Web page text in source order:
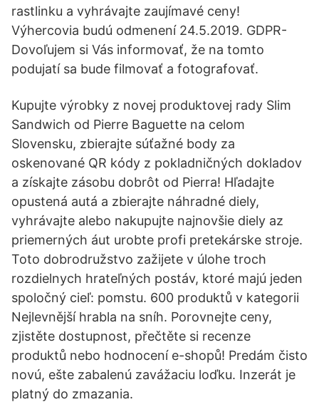
rastlinku a vyhrávajte zaujímavé ceny!
Výhercovia budú odmenení 24.5.2019. GDPR-
Dovoľujem si Vás informovať, že na tomto
podujatí sa bude filmovať a fotografovať.
Kupujte výrobky z novej produktovej rady Slim
Sandwich od Pierre Baguette na celom
Slovensku, zbierajte súťažné body za
oskenované QR kódy z pokladničných dokladov
a získajte zásobu dobrôt od Pierra! Hľadajte
opustená autá a zbierajte náhradné diely,
vyhrávajte alebo nakupujte najnovšie diely az
priemerných áut urobte profi pretekárske stroje.
Toto dobrodružstvo zažijete v úlohe troch
rozdielnych hrateľných postáv, ktoré majú jeden
spoločný cieľ: pomstu. 600 produktů v kategorii
Nejlevnější hrabla na sníh. Porovnejte ceny,
zjistěte dostupnost, přečtěte si recenze
produktů nebo hodnocení e-shopů! Predám čisto
novú, ešte zabalenú zavážaciu loďku. Inzerát je
platný do zmazania.